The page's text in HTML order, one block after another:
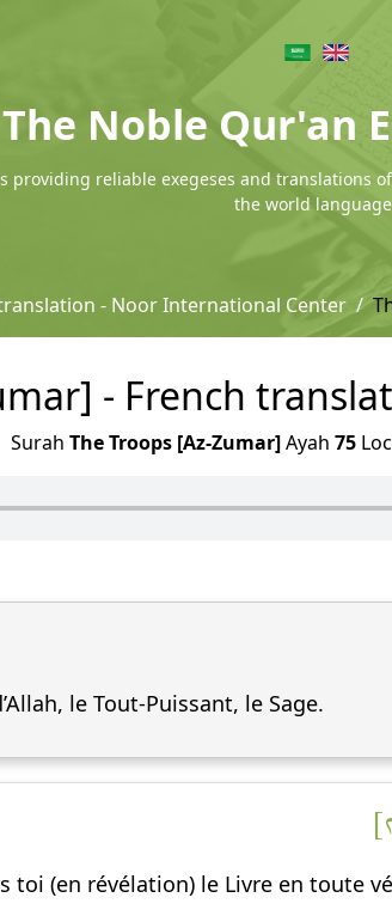
The Noble Qur'an
providing reliable exegeses and translations
the world
- Noor International Center
- French
Surah The Troops [Az-Zumar]Ayah 75
le Tout-Puissant, le Sage.
toi (en révélation) le Livre en toute